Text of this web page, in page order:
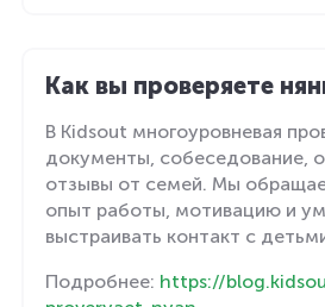
Как вы проверяете
В Kidsout многоуровневая
документы, собеседование,
отзывы от семей. Мы
опыт работы, мотивацию и
выстраивать контакт с
Подробнее: https://